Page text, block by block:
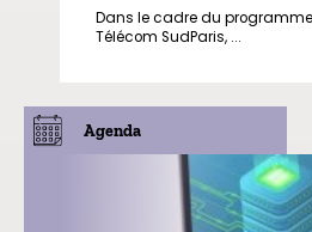
Dans le cadre du
Télécom SudParis, ...
Agenda